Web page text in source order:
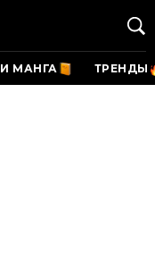
МАНГА ТРЕНДЫ